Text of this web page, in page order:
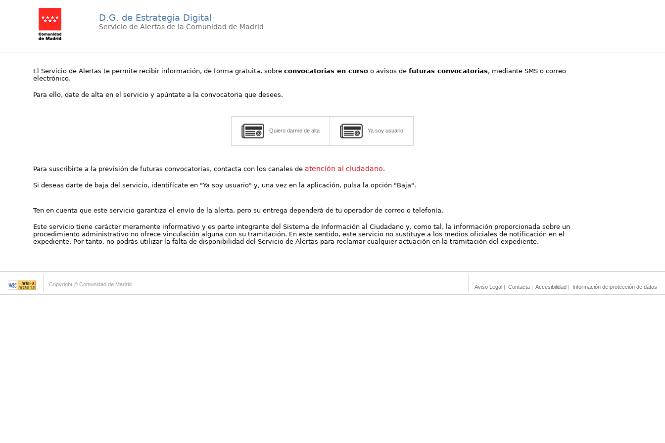
D.G. de Estrategia Digital
Servicio de Alertas de la Comunidad de Madrid
El Servicio de Alertas te permite recibir información, de forma gratuita, sobreconvocatorias en curso o avisos defuturas convocatorias, mediante SMS o correo
electrónico.
Para ello, date de alta en el servicio y apúntate a la convocatoria que desees.
Quiero darme de alta Ya soy usuario
Para suscribirte a la previsión de futuras convocatorias, contacta con los canales deatención al ciudadano.
Si deseas darte de baja del servicio, identifícate en "Ya soy usuario" y, una vez en la aplicación, pulsa la opción "Baja".
Ten en cuenta que este servicio garantiza el envío de la alerta, pero su entrega dependerá de tu operador de correo o telefonía.
Este servicio tiene carácter meramente informativo y es parte integrante del Sistema de Información al Ciudadano y, como tal, la información proporcionada sobre un
procedimiento administrativo no ofrece vinculación alguna con su tramitación. En este sentido, este servicio no sustituye a los medios oficiales de notificación en el
expediente. Por tanto, no podrás utilizar la falta de disponibilidad del Servicio de Alertas para reclamar cualquier actuación en la tramitación del expediente.
Copyright © Comunidad de Madrid. Aviso Legal | Contacta | Accesibilidad | Información de protección de datos